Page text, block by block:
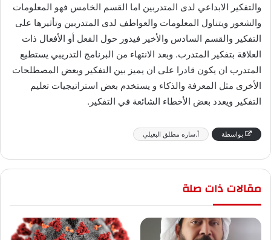
والتفكير الابداعي لدى المتدربين اما القسم الخامس فهو المعلومات
والشعور ويتناول المعلومات والعواطف لدى المتدربين وتأثيرها على
التفكير والقسم السادس والأخير فيدور حول الفعل أو الأفعال ذات
العلاقة بتفكير المتدرب. وبعد الانتهاء من البرنامج التدريبي يستطيع
المتدرب ان يكون قادرا على ان يميز بين التفكير وبعض المصطلحات
الأخرى مثل المعرفة والذكاء و يستخدم بعض استراتيجيات تعليم
التفكير ويعدد بعض الأخطاء الشائعة في التفكير.
بواسطة أ.ساره مطلق البغيلي
مقالات ذات صلة